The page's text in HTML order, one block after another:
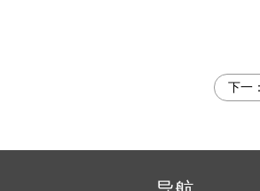
下一